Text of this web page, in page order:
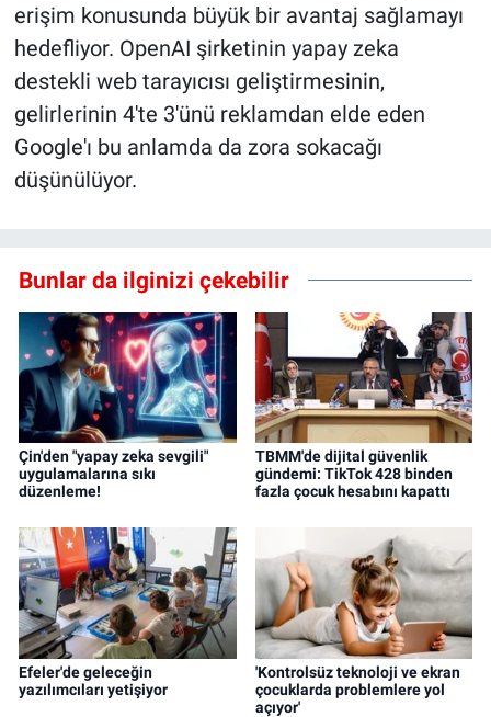
erişim konusunda büyük bir avantaj sağlamayı
hedefliyor. OpenAI şirketinin yapay zeka
destekli web tarayıcısı geliştirmesinin,
gelirlerinin 4'te 3'ünü reklamdan elde eden
Google'ı bu anlamda da zora sokacağı
düşünülüyor.
Bunlar da ilginizi çekebilir
Çin'den "yapay zeka sevgili"
uygulamalarına sıkı
düzenleme!
TBMM'de dijital güvenlik
gündemi: TikTok 428 binden
fazla çocuk hesabını kapattı
Efeler'de geleceğin
yazılımcıları yetişiyor
'Kontrolsüz teknoloji ve ekran
çocuklarda problemlere yol
açıyor'